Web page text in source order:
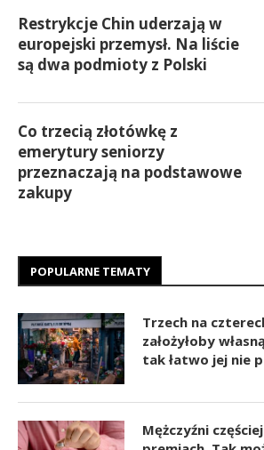
Restrykcje Chin uderzają w
europejski przemysł. Na liście
są dwa podmioty z Polski
Co trzecią złotówkę z
emerytury seniorzy
przeznaczają na podstawowe
zakupy
POPULARNE TEMATY
Trzech na
założyłoby
tak łatwo jej nie
Mężczyźni